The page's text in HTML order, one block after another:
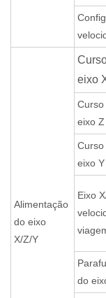
Alimentação
do eixo
X/Z/Y
eixo
eixo Z
eixo Y
Eixo
do